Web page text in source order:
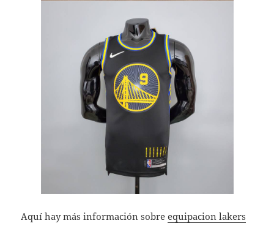
Aquí hay más información sobreequipacion lakers